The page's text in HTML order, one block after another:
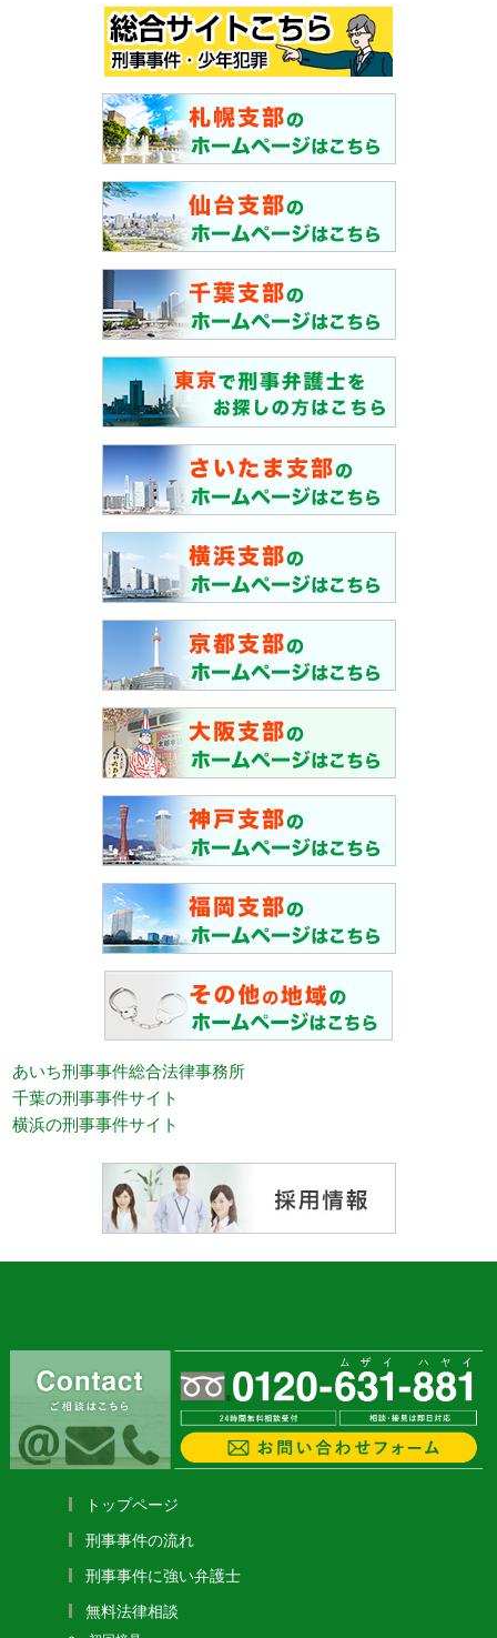
あいち刑事事件総合法律事務所
千葉の刑事事件サイト
横浜の刑事事件サイト
トップページ
刑事事件の流れ
刑事事件に強い弁護士
無料法律相談